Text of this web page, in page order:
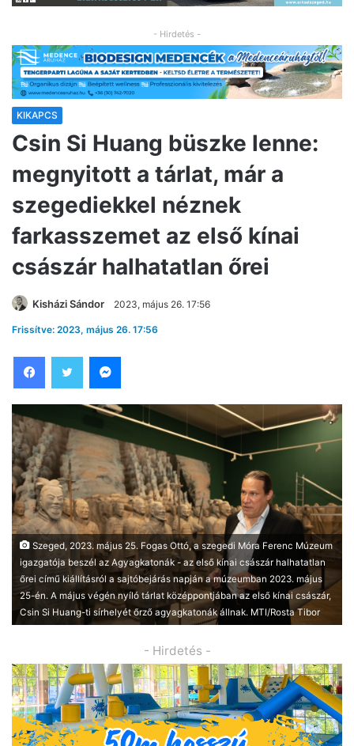
- Hirdetés -
KIKAPCS
Csin Si Huang büszke lenne:
megnyitott a tárlat, már a
szegediekkel néznek
farkasszemet az első kínai
császár halhatatlan őrei
Kisházi Sándor 2023, május 26. 17:56
Frissítve: 2023, május 26. 17:56
Szeged, 2023. május 25. Fogas Ottó, a szegedi Móra Ferenc Múzeum
igazgatója beszél az Agyagkatonák - az első kínai császár halhatatlan
őrei című kiállításról a sajtóbejárás napján a múzeumban 2023. május
25-én. A május végén nyíló tárlat középpontjában az első kínai császár,
Csin Si Huang-ti sírhelyét őrző agyagkatonák állnak. MTI/Rosta Tibor
- Hirdetés -